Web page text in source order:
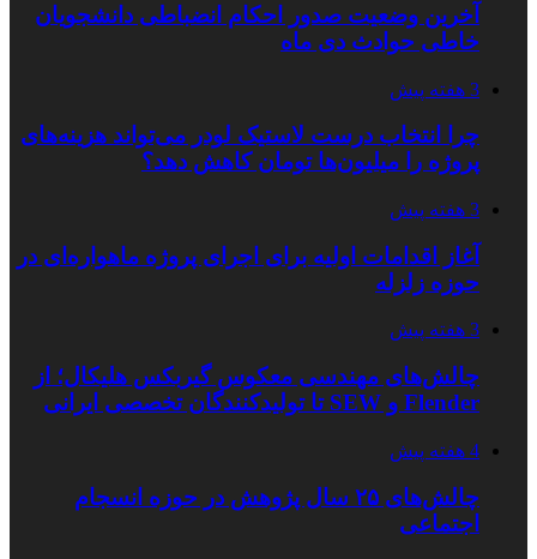
آخرین وضعیت صدور احکام انضباطی دانشجویان
خاطی حوادث دی ماه
3 هفته پیش
چرا انتخاب درست لاستیک لودر می‌تواند هزینه‌های
پروژه را میلیون‌ها تومان کاهش دهد؟
3 هفته پیش
آغاز اقدامات اولیه برای اجرای پروژه ماهواره‌ای در
حوزه زلزله
3 هفته پیش
چالش‌های مهندسی معکوس گیربکس هلیکال؛ از
Flender و SEW تا تولیدکنندگان تخصصی ایرانی
4 هفته پیش
چالش‌های ۲۵ سال پژوهش در حوزه انسجام
اجتماعی